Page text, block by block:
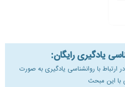
یادگیری رایگان:
با روانشناسی یادگیری به صورت
با این مبحث